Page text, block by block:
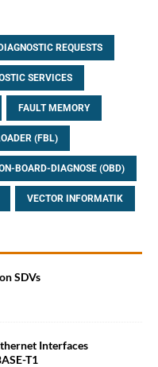
REQUESTS
SERVICES
FAULT MEMORY
(FBL)
BOARD-DIAGNOSE (OBD)
VECTOR INFORMATIK
SDVs
Interfaces
T1